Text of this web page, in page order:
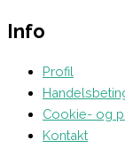
Info
Profil
Cookie- og
Kontakt